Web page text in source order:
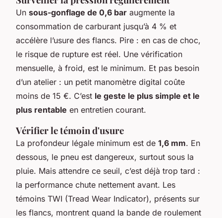
Un sous-gonflage de 0,6 bar augmente la
consommation de carburant jusqu’à 4 % et
accélère l’usure des flancs. Pire : en cas de choc,
le risque de rupture est réel. Une vérification
mensuelle, à froid, est le minimum. Et pas besoin
d’un atelier : un petit manomètre digital coûte
moins de 15 €. C’est le geste le plus simple et le
plus rentable en entretien courant.
Vérifier le témoin d'usure
La profondeur légale minimum est de 1,6 mm. En
dessous, le pneu est dangereux, surtout sous la
pluie. Mais attendre ce seuil, c’est déjà trop tard :
la performance chute nettement avant. Les
témoins TWI (Tread Wear Indicator), présents sur
les flancs, montrent quand la bande de roulement